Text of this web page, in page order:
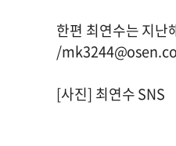
한편 최연수는 지난
/
[사진] 최연수 SNS